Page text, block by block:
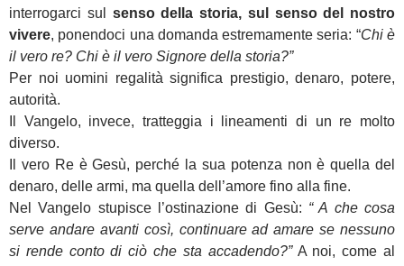
interrogarci sul senso della storia, sul senso del nostro
vivere, ponendoci una domanda estremamente seria: “Chi è
il vero re? Chi è il vero Signore della storia?”
Per noi uomini regalità significa prestigio, denaro, potere,
autorità.
Il Vangelo, invece, tratteggia i lineamenti di un re molto
diverso.
Il vero Re è Gesù, perché la sua potenza non è quella del
denaro, delle armi, ma quella dell’amore fino alla fine.
Nel Vangelo stupisce l’ostinazione di Gesù: “ A che cosa
serve andare avanti così, continuare ad amare se nessuno
si rende conto di ciò che sta accadendo?”A noi, come al